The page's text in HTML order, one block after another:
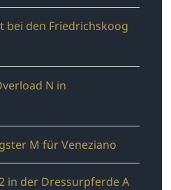
bei den Friedrichskoog
N in
M für Veneziano
in der Dressurpferde A